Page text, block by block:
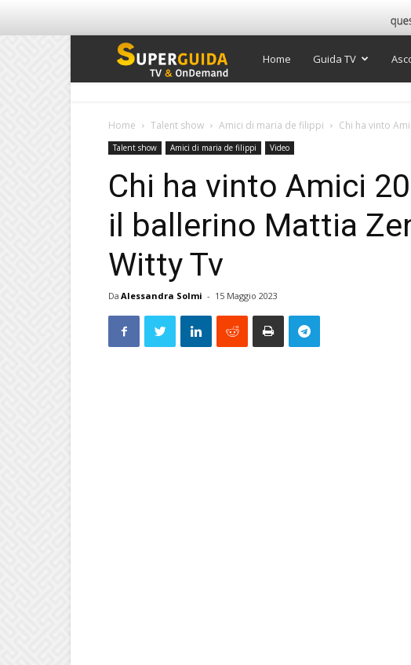
Super
TV
Home Guida TV
Home Talent show Amici di maria de filippi Chi ha vinto
Talent show Amici di maria de filippi Video
Chi ha vinto Amici
il ballerino Mattia
Witty Tv
Da Alessandra Solmi - 15 Maggio 2023